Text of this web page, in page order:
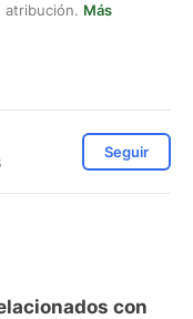
atribución. Más
Seguir
con